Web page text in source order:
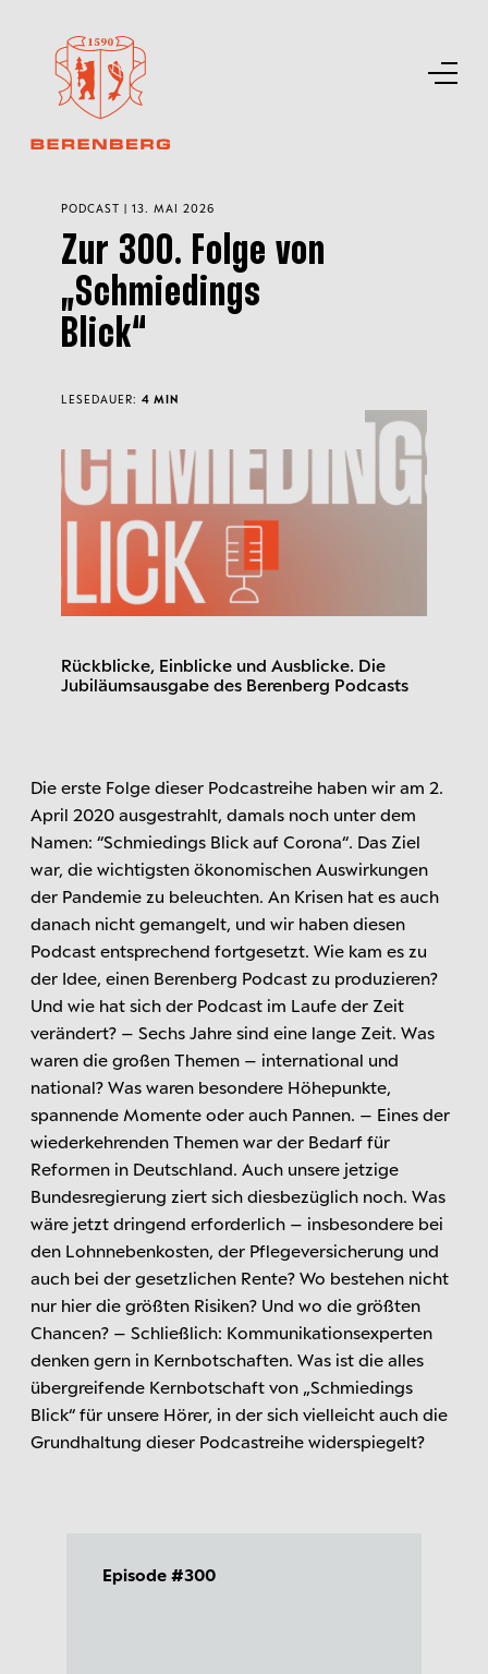
Rückblicke, Einblicke und Ausblicke. Die
Jubiläumsausgabe des Berenberg Podcasts
PODCAST | 13. MAI 2026
Zur 300. Folge von
„Schmiedings
Blick“
LESEDAUER: 4 MIN
Die erste Folge dieser Podcastreihe haben wir am 2.
April 2020 ausgestrahlt, damals noch unter dem
Namen: “Schmiedings Blick auf Corona“. Das Ziel
war, die wichtigsten ökonomischen Auswirkungen
der Pandemie zu beleuchten. An Krisen hat es auch
danach nicht gemangelt, und wir haben diesen
Podcast entsprechend fortgesetzt. Wie kam es zu
der Idee, einen Berenberg Podcast zu produzieren?
Und wie hat sich der Podcast im Laufe der Zeit
verändert? – Sechs Jahre sind eine lange Zeit. Was
waren die großen Themen – international und
national? Was waren besondere Höhepunkte,
spannende Momente oder auch Pannen. – Eines der
wiederkehrenden Themen war der Bedarf für
Reformen in Deutschland. Auch unsere jetzige
Bundesregierung ziert sich diesbezüglich noch. Was
wäre jetzt dringend erforderlich – insbesondere bei
den Lohnnebenkosten, der Pflegeversicherung und
auch bei der gesetzlichen Rente? Wo bestehen nicht
nur hier die größten Risiken? Und wo die größten
Chancen? – Schließlich: Kommunikationsexperten
denken gern in Kernbotschaften. Was ist die alles
übergreifende Kernbotschaft von „Schmiedings
Blick“ für unsere Hörer, in der sich vielleicht auch die
Grundhaltung dieser Podcastreihe widerspiegelt?
Episode #300